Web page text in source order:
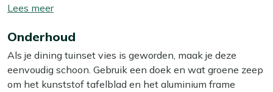
De aluminium stoelen met textileen zitting zitten
even aan de kant. De vierkante kunststof tafel van 70
cm is groot genoeg voor een ontbijtje, koffie met wat
lekkers of een simpele maaltijd. Zoek je een praktische,
onderhoudsarme set waar je niet de hele zondag aan
Toon/verberg
meer
Onderhoud
Als je dining tuinset vies is geworden, maak je deze
eenvoudig schoon. Gebruik een doek en wat groene zeep
om het kunststof tafelblad en het aluminium frame